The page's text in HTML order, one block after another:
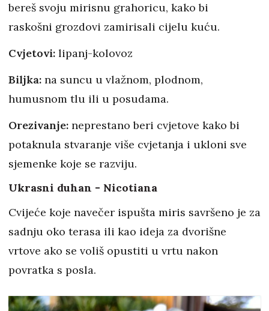
bereš svoju mirisnu grahoricu, kako bi
raskošni grozdovi zamirisali cijelu kuću.
Cvjetovi: lipanj-kolovoz
Biljka: na suncu u vlažnom, plodnom,
humusnom tlu ili u posudama.
Orezivanje: neprestano beri cvjetove kako bi
potaknula stvaranje više cvjetanja i ukloni sve
sjemenke koje se razviju.
Ukrasni duhan - Nicotiana
Cvijeće koje navečer ispušta miris savršeno je za
sadnju oko terasa ili kao ideja za dvorišne
vrtove ako se voliš opustiti u vrtu nakon
povratka s posla.